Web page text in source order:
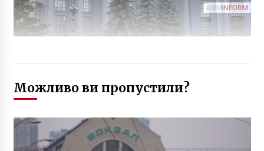
Можливо ви пропустили?